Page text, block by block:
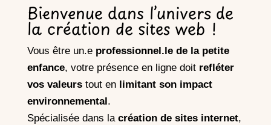
Bienvenue dans l’univers de
la création de sites web !
Vous être un.e professionnel.le de la petite
enfance, votre présence en ligne doit refléter
vos valeurstout en limitant son impact
environnemental.
Spécialisée dans la création de sites internet,